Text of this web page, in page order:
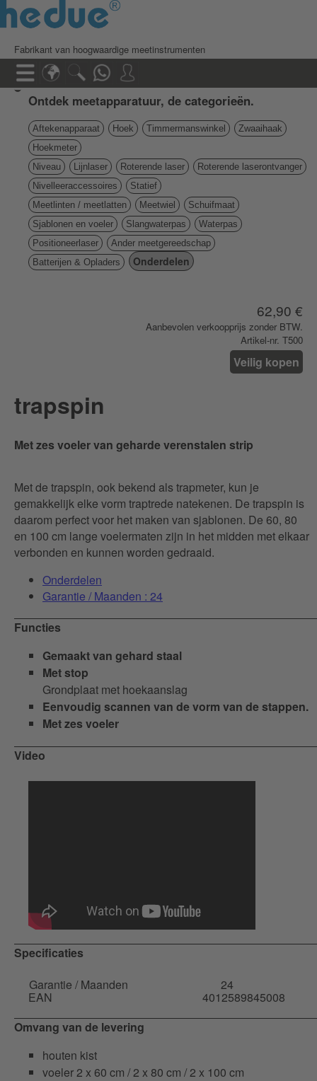
Fabrikant van hoogwaardige meetinstrumenten
Ontdek meetapparatuur, de categorieën.
Aftekenapparaat Hoek Timmermanswinkel
Zwaaihaak
Hoekmeter
Niveau
Lijnlaser Roterende laser
Roterende laserontvanger
Nivelleeraccessoires
Statief
Meetlinten / meetlatten
Meetwiel
Schuifmaat
Sjablonen en voeler
Slangwaterpas
Waterpas
Positioneerlaser
Ander meetgereedschap
Batterijen & Opladers
Onderdelen
62,90 €
Aanbevolen verkoopprijs zonder BTW.
Artikel-nr. T500
Veilig kopen
trapspin
Met zes voeler van geharde verenstalen strip
Met de trapspin, ook bekend als trapmeter, kun je
gemakkelijk elke vorm traptrede natekenen. De trapspin is
daarom perfect voor het maken van sjablonen. De 60, 80
en 100 cm lange voelermaten zijn in het midden met elkaar
verbonden en kunnen worden gedraaid.
Onderdelen
Garantie / Maanden : 24
Functies
Gemaakt van gehard staal
Met stop
Grondplaat met hoekaanslag
Eenvoudig scannen van de vorm van de stappen.
Met zes voeler
Video
Specificaties
Garantie / Maanden
24
EAN
4012589845008
Omvang van de levering
houten kist
voeler 2 x 60 cm / 2 x 80 cm / 2 x 100 cm